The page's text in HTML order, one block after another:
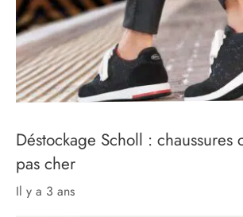
Déstockage Scholl : chaussures
pas cher
il y a 3 ans